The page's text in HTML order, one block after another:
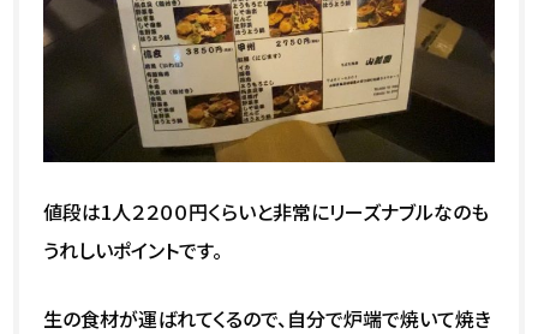
値段は1人２２００円くらいと非常にリーズナブルなのも
うれしいポイントです。
生の食材が運ばれてくるので、自分で炉端で焼いて焼き